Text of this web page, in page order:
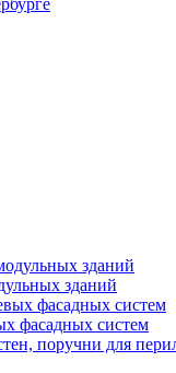
зданий
фасадных систем